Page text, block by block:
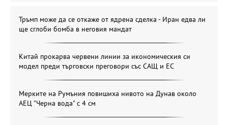
Тръмп може да се откаже от ядрена сделка - Иран едва ли
ще сглоби бомба в неговия мандат
Китай прокарва червени линии за икономическия си
модел преди търговски преговори със САЩ и ЕС
Мерките на Румъния повишиха нивото на Дунав около
АЕЦ "Черна вода" с 4 см